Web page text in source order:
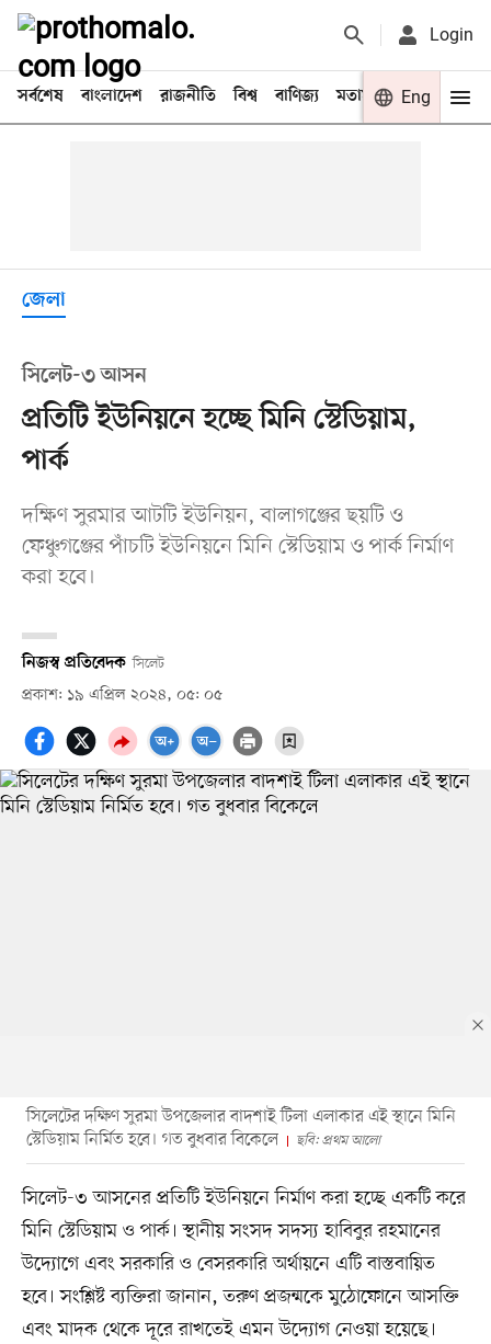
Login
সর্বশেষ বাংলাদেশ রাজনীতি বিশ্ব বাণিজ্য মতামত খেলা
Eng
জেলা
সিলেট-৩ আসন
প্রতিটি ইউনিয়নে হচ্ছে মিনি স্টেডিয়াম,
পার্ক
দক্ষিণ সুরমার আটটি ইউনিয়ন, বালাগঞ্জের ছয়টি ও
ফেঞ্চুগঞ্জের পাঁচটি ইউনিয়নে মিনি স্টেডিয়াম ও পার্ক নির্মাণ
করা হবে।
নিজস্ব প্রতিবেদক সিলেট
প্রকাশ: ১৯ এপ্রিল ২০২৪, ০৫: ০৫
সিলেটের দক্ষিণ সুরমা উপজেলার বাদশাই টিলা এলাকার এই স্থানে মিনি
স্টেডিয়াম নির্মিত হবে। গত বুধবার বিকেলে
ছবি: প্রথম আলো
সিলেট-৩ আসনের প্রতিটি ইউনিয়নে নির্মাণ করা হচ্ছে একটি করে
মিনি স্টেডিয়াম ও পার্ক। স্থানীয় সংসদ সদস্য হাবিবুর রহমানের
উদ্যোগে এবং সরকারি ও বেসরকারি অর্থায়নে এটি বাস্তবায়িত
হবে। সংশ্লিষ্ট ব্যক্তিরা জানান, তরুণ প্রজন্মকে মুঠোফোনে আসক্তি
এবং মাদক থেকে দূরে রাখতেই এমন উদ্যোগ নেওয়া হয়েছে।